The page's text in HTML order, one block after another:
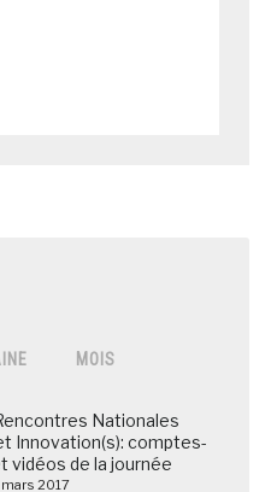
MOIS
Nationales
Innovation(s): comptes-
vidéos de la journée
mars 2017